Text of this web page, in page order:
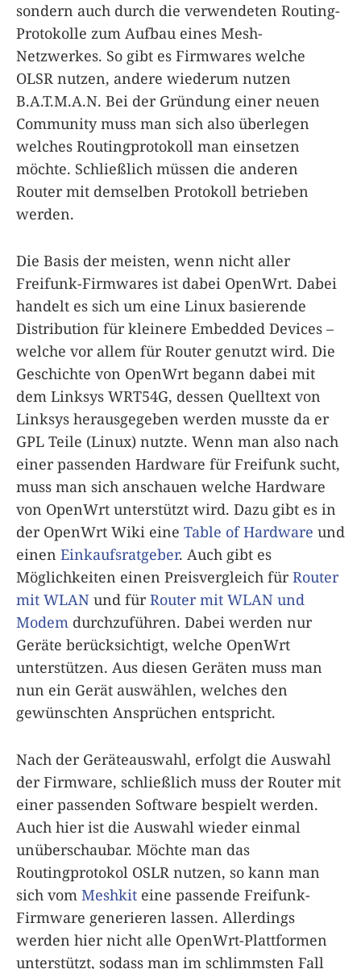
sondern auch durch die verwendeten Routing-
Protokolle zum Aufbau eines Mesh-
Netzwerkes. So gibt es Firmwares welche
OLSR nutzen, andere wiederum nutzen
B.A.T.M.A.N. Bei der Gründung einer neuen
Community muss man sich also überlegen
welches Routingprotokoll man einsetzen
möchte. Schließlich müssen die anderen
Router mit demselben Protokoll betrieben
werden.
Die Basis der meisten, wenn nicht aller
Freifunk-Firmwares ist dabei OpenWrt. Dabei
handelt es sich um eine Linux basierende
Distribution für kleinere Embedded Devices –
welche vor allem für Router genutzt wird. Die
Geschichte von OpenWrt begann dabei mit
dem Linksys WRT54G, dessen Quelltext von
Linksys herausgegeben werden musste da er
GPL Teile (Linux) nutzte. Wenn man also nach
einer passenden Hardware für Freifunk sucht,
muss man sich anschauen welche Hardware
von OpenWrt unterstützt wird. Dazu gibt es in
der OpenWrt Wiki eine Table of Hardware und
einen Einkaufsratgeber. Auch gibt es
Möglichkeiten einen Preisvergleich fürRouter
mit WLAN und fürRouter mit WLAN und
Modem durchzuführen. Dabei werden nur
Geräte berücksichtigt, welche OpenWrt
unterstützen. Aus diesen Geräten muss man
nun ein Gerät auswählen, welches den
gewünschten Ansprüchen entspricht.
Nach der Geräteauswahl, erfolgt die Auswahl
der Firmware, schließlich muss der Router mit
einer passenden Software bespielt werden.
Auch hier ist die Auswahl wieder einmal
unüberschaubar. Möchte man das
Routingprotokol OSLR nutzen, so kann man
sich vom Meshkit eine passende Freifunk-
Firmware generieren lassen. Allerdings
werden hier nicht alle OpenWrt-Plattformen
unterstützt, sodass man im schlimmsten Fall